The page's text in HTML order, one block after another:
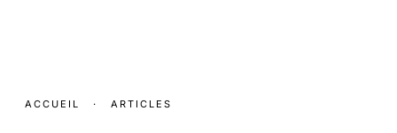
ACCUEIL · ARTICLES